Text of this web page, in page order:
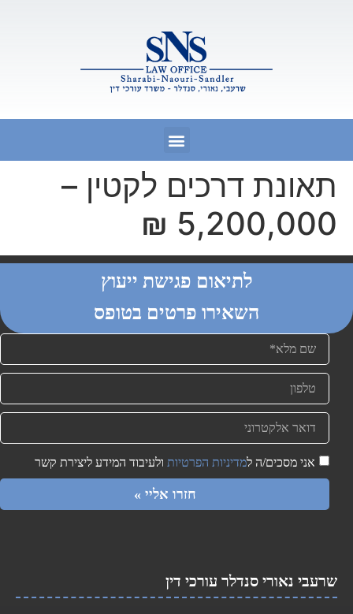
תאונת דרכים לקטין –
5,200,000 ₪
לתיאום פגישת ייעוץ
השאירו פרטים בטופס
אני מסכים/ה ל מדיניות הפרטיות ולעיבוד המידע ליצירת קשר
חזרו אליי »
שרעבי נאורי סנדלר עורכי דין​